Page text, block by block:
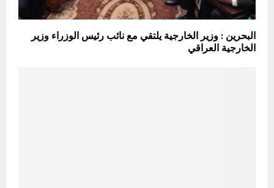
البحرين : وزير الخارجية يلتقي مع نائب رئيس الوزراء وزير
الخارجية العراقي